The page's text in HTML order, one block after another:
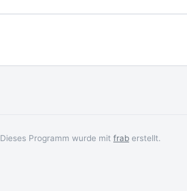
Dieses Programm wurde mit frab erstellt.